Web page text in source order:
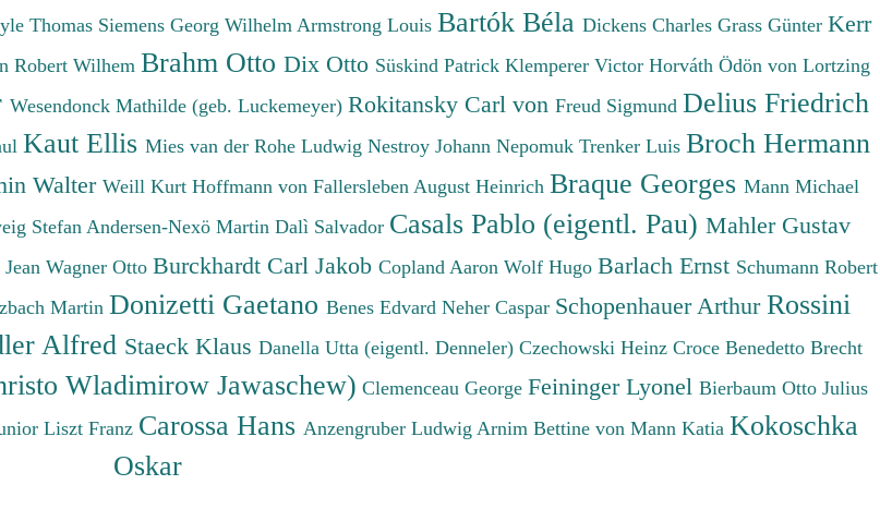
Thomas Siemens Georg Wilhelm Armstrong Louis Bartók Béla Dickens Charles Grass Günter Kerr
Robert Wilhem Brahm Otto Dix Otto Süskind Patrick Klemperer Victor Horváth Ödön von Lortzing
Wesendonck Mathilde (geb. Luckemeyer) Rokitansky Carl von Freud Sigmund Delius Friedrich
Kaut Ellis Mies van der Rohe Ludwig Nestroy Johann Nepomuk Trenker Luis Broch Hermann
Walter Weill Kurt Hoffmann von Fallersleben August Heinrich Braque Georges Mann Michael
Stefan Andersen-Nexö Martin Dalì Salvador Casals Pablo (eigentl. Pau) Mahler Gustav
Wagner Otto Burckhardt Carl Jakob Copland Aaron Wolf Hugo Barlach Ernst Schumann Robert
Martin Donizetti Gaetano Benes Edvard Neher Caspar Schopenhauer Arthur Rossini
Alfred Staeck Klaus Danella Utta (eigentl. Denneler) Czechowski Heinz Croce Benedetto Brecht
Wladimirow Jawaschew) Clemenceau George Feininger Lyonel Bierbaum Otto Julius
Liszt Franz Carossa Hans Anzengruber Ludwig Arnim Bettine von Mann Katia Kokoschka
Oskar